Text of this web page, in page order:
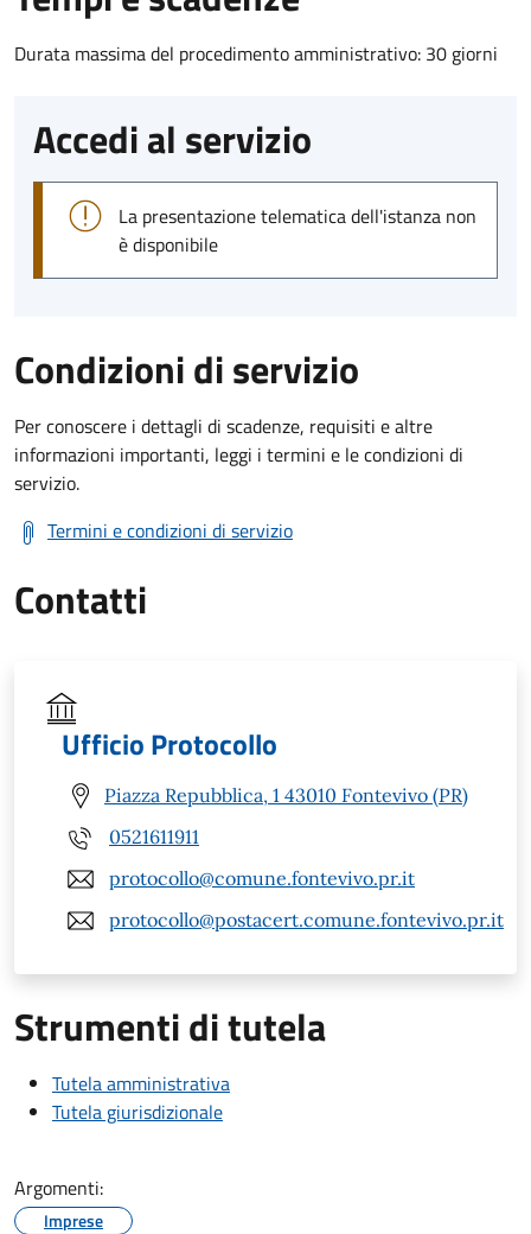
Durata massima del procedimento amministrativo: 30 giorni
Accedi al servizio
La presentazione telematica dell'istanza non
è disponibile
Condizioni di servizio
Per conoscere i dettagli di scadenze, requisiti e altre
informazioni importanti, leggi i termini e le condizioni di
servizio.
Termini e condizioni di servizio
Contatti
Ufficio Protocollo
Piazza Repubblica, 1 43010 Fontevivo (PR)
0521611911
protocollo@comune.fontevivo.pr.it
protocollo@postacert.comune.fontevivo.pr.it
Strumenti di tutela
Tutela amministrativa
Tutela giurisdizionale
Argomenti:
Imprese